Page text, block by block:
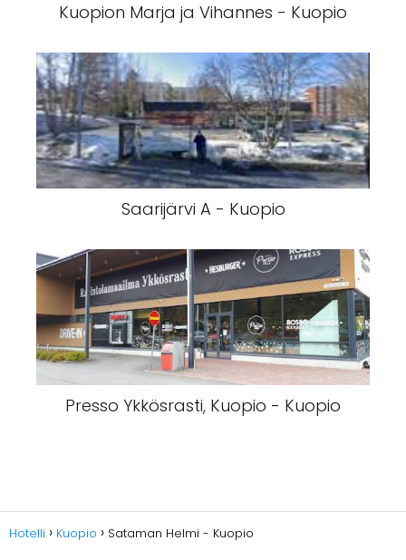
Kuopion Marja ja Vihannes - Kuopio
Saarijärvi A - Kuopio
Presso Ykkösrasti, Kuopio - Kuopio
Hotelli Kuopio Sataman Helmi - Kuopio